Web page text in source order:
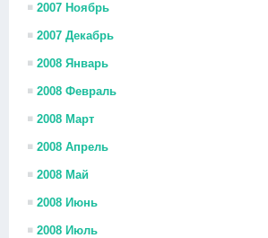
2007 Ноябрь
2007 Декабрь
2008 Январь
2008 Февраль
2008 Март
2008 Апрель
2008 Май
2008 Июнь
2008 Июль